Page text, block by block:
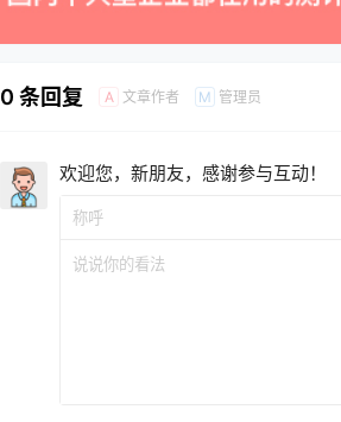
0 条回复 A 文章作者 M 管理员
欢迎您，新朋友，感谢参与互动！